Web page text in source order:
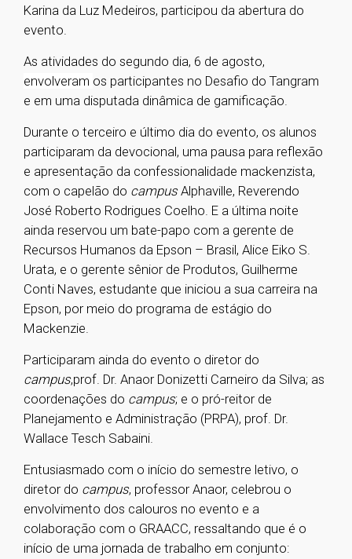
Karina da Luz Medeiros, participou da abertura do
evento.
As atividades do segundo dia, 6 de agosto,
envolveram os participantes no Desafio do Tangram
e em uma disputada dinâmica de gamificação.
Durante o terceiro e último dia do evento, os alunos
participaram da devocional, uma pausa para reflexão
e apresentação da confessionalidade mackenzista,
com o capelão do campusAlphaville, Reverendo
José Roberto Rodrigues Coelho. E a última noite
ainda reservou um bate-papo com a gerente de
Recursos Humanos da Epson – Brasil, Alice Eiko S.
Urata, e o gerente sênior de Produtos, Guilherme
Conti Naves, estudante que iniciou a sua carreira na
Epson, por meio do programa de estágio do
Mackenzie.
Participaram ainda do evento o diretor do
campus,prof. Dr. Anaor Donizetti Carneiro da Silva; as
coordenações do campus; e o pró-reitor de
Planejamento e Administração (PRPA), prof. Dr.
Wallace Tesch Sabaini.
Entusiasmado com o início do semestre letivo, o
diretor do campus, professor Anaor, celebrou o
envolvimento dos calouros no evento e a
colaboração com o GRAACC, ressaltando que é o
início de uma jornada de trabalho em conjunto: